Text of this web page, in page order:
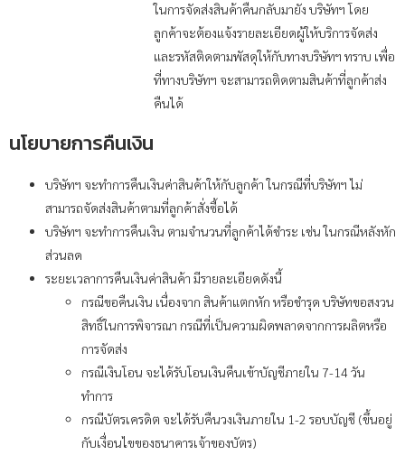
ในการจัดส่งสินค้าคืนกลับมายัง บริษัทฯ โดย
ลูกค้าจะต้องแจ้งรายละเอียดผู้ให้บริการจัดส่ง
และรหัสติดตามพัสดุให้กับทางบริษัทฯ ทราบ เพื่อ
ที่ทางบริษัทฯ จะสามารถติดตามสินค้าที่ลูกค้าส่ง
คืนได้
นโยบายการคืนเงิน
บริษัทฯ จะทำการคืนเงินค่าสินค้าให้กับลูกค้า ในกรณีที่บริษัทฯ ไม่
สามารถจัดส่งสินค้าตามที่ลูกค้าสั่งซื้อได้
บริษัทฯ จะทำการคืนเงิน ตามจำนวนที่ลูกค้าได้ชำระ เช่น ในกรณีหลังหัก
ส่วนลด
ระยะเวลาการคืนเงินค่าสินค้า มีรายละเอียดดังนี้
กรณีขอคืนเงิน เนื่องจาก สินค้าแตกหัก หรือชำรุด บริษัทขอสงวน
สิทธิ์ในการพิจารณา กรณีที่เป็นความผิดพลาดจากการผลิตหรือ
การจัดส่ง
กรณีเงินโอน จะได้รับโอนเงินคืนเข้าบัญชีภายใน 7-14 วัน
ทำการ
กรณีบัตรเครดิต จะได้รับคืนวงเงินภายใน 1-2 รอบบัญชี (ขึ้นอยู่
กับเงื่อนไขของธนาคารเจ้าของบัตร)